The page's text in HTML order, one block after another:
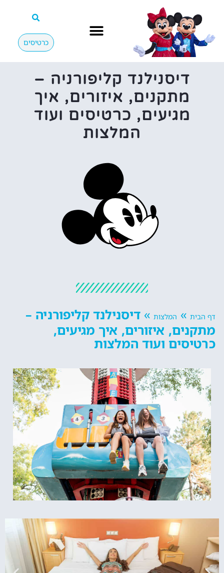
כרטיסים
דיסנילנד קליפורניה –
מתקנים, איזורים, איך
מגיעים, כרטיסים ועוד
המלצות
דף הבית » המלצות » דיסנילנד קליפורניה –
מתקנים, איזורים, איך מגיעים,
כרטיסים ועוד המלצות